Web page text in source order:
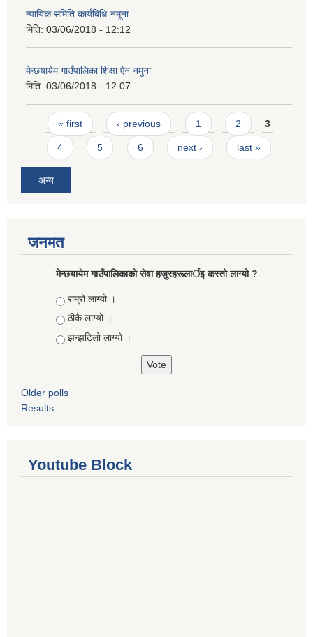
न्यायिक समिति कार्यबिधि-नमूना
मिति: 03/06/2018 - 12:12
मेन्छयायेम गाउँपालिका शिक्षा ऐन नमुना
मिति: 03/06/2018 - 12:07
Pages
« first ‹ previous 1 2 3
4 5 6 next › last »
अन्य
जनमत
मेन्छयायेम गाउँपालिकाको सेवा हजुरहरूलार्इ कस्तो लाग्यो ?
Choices
राम्रो लाग्यो ।
ठीकै लाग्यो ।
झन्झटिलो लाग्यो ।
Older polls
Results
Youtube Block